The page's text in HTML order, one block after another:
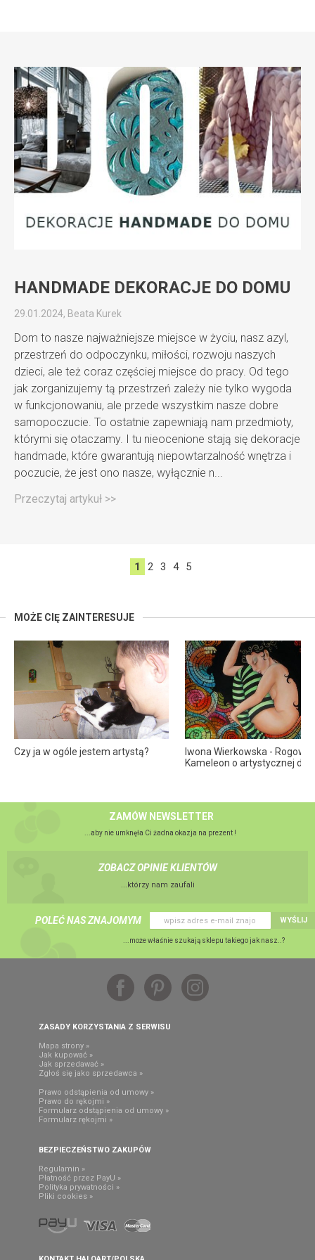
HANDMADE DEKORACJE DO DOMU
29.01.2024, Beata Kurek
Dom to nasze najważniejsze miejsce w życiu, nasz azyl,
przestrzeń do odpoczynku, miłości, rozwoju naszych
dzieci, ale też coraz częściej miejsce do pracy. Od tego
jak zorganizujemy tą przestrzeń zależy nie tylko wygoda
w funkcjonowaniu, ale przede wszystkim nasze dobre
samopoczucie. To ostatnie zapewniają nam przedmioty,
którymi się otaczamy. I tu nieocenione stają się dekoracje
handmade, które gwarantują niepowtarzalność wnętrza i
poczucie, że jest ono nasze, wyłącznie n...
Przeczytaj artykuł >>
1 2 3 4 5
MOŻE CIĘ ZAINTERESUJE
Czy ja w ogóle jestem artystą?
Iwona Wierkowska -
Kameleon o artystycznej
ZAMÓW NEWSLETTER
...aby nie umknęła Ci żadna okazja na prezent !
ZOBACZ OPINIE KLIENTÓW
...którzy nam zaufali
POLEĆ NAS ZNAJOMYM WYŚLIJ
...może właśnie szukają sklepu takiego jak nasz..?
ZASADY KORZYSTANIA Z SERWISU
Mapa strony »
Jak kupować »
Jak sprzedawać »
Zgłoś się jako sprzedawca »
Prawo odstąpienia od umowy »
Prawo do rękojmi »
Formularz odstąpienia od umowy »
Formularz rękojmi »
BEZPIECZEŃSTWO ZAKUPÓW
Regulamin »
Płatność przez PayU »
Polityka prywatności »
Pliki cookies »